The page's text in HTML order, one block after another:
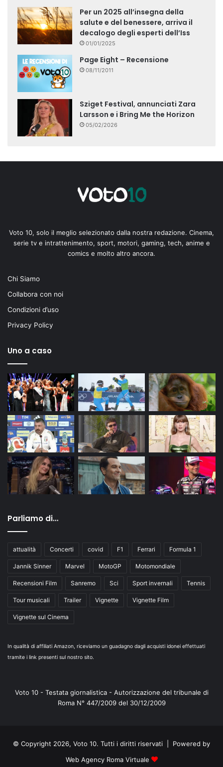
Per un 2025 all’insegna della
salute e del benessere, arriva il
decalogo degli esperti dell’Iss
01/01/2025
Page Eight – Recensione
08/11/2011
Sziget Festival, annunciati Zara
Larsson e i Bring Me the Horizon
05/02/2026
Voto 10, solo il meglio selezionato dalla nostra redazione. Cinema,
serie tv e intrattenimento, sport, motori, gaming, tech, anime e
comics e molto altro ancora.
Chi Siamo
Collabora con noi
Condizioni d’uso
Privacy Policy
Uno a caso
Parliamo di…
attualità Concerti covid F1 Ferrari Formula 1
Jannik Sinner Marvel MotoGP Motomondiale
Recensioni Film Sanremo Sci Sport invernali Tennis
Tour musicali Trailer Vignette Vignette Film
Vignette sul Cinema
In qualità di affiliati Amazon, riceviamo un guadagno dagli acquisti idonei effettuati
tramite i link presenti sul nostro sito.
Voto 10 - Testata giornalistica - Autorizzazione del tribunale di
Roma N° 447/2009 del 30/12/2009
© Copyright 2026, Voto 10. Tutti i diritti riservati | Powered by
Web Agency Roma Virtuale